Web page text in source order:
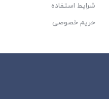
شرایط استفاده
حریم خصوصی